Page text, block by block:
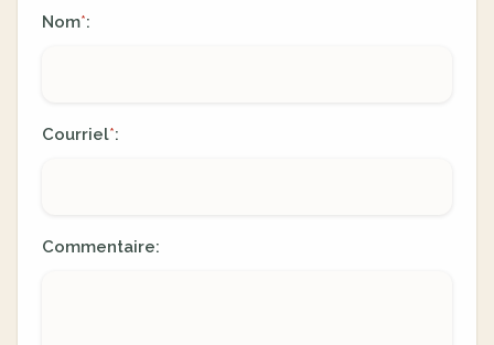
Nom*:
Courriel*:
Commentaire: